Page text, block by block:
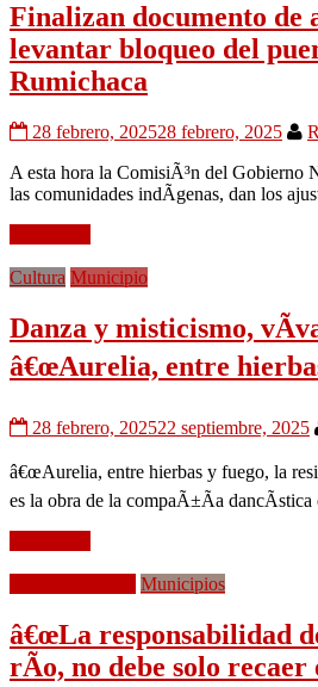
Finalizan documento de
levantar bloqueo del
Rumichaca
28 febrero, 202528 febrero, 2025
A esta hora la ComisiÃ³n del Gobierno
las comunidades indÃ­genas, dan los
Cultura Municipio
Danza y misticismo,
â€œAurelia, entre
28 febrero, 202522 septiembre, 2025
â€œAurelia, entre hierbas y fuego, la
es la obra de la compaÃ±Ã­a dancÃ­stica
Municipios
â€œLa responsabilidad
rÃ­o, no debe solo